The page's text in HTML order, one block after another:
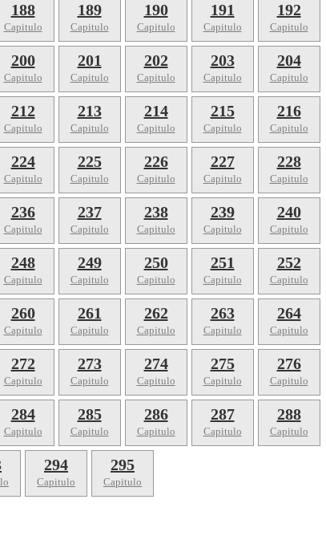
188
Capitulo
189
Capitulo
190
Capitulo
191
Capitulo
192
Capitulo
200
Capitulo
201
Capitulo
202
Capitulo
203
Capitulo
204
Capitulo
212
Capitulo
213
Capitulo
214
Capitulo
215
Capitulo
216
Capitulo
224
Capitulo
225
Capitulo
226
Capitulo
227
Capitulo
228
Capitulo
236
Capitulo
237
Capitulo
238
Capitulo
239
Capitulo
240
Capitulo
248
Capitulo
249
Capitulo
250
Capitulo
251
Capitulo
252
Capitulo
260
Capitulo
261
Capitulo
262
Capitulo
263
Capitulo
264
Capitulo
272
Capitulo
273
Capitulo
274
Capitulo
275
Capitulo
276
Capitulo
284
Capitulo
285
Capitulo
286
Capitulo
287
Capitulo
288
Capitulo
294
Capitulo
295
Capitulo